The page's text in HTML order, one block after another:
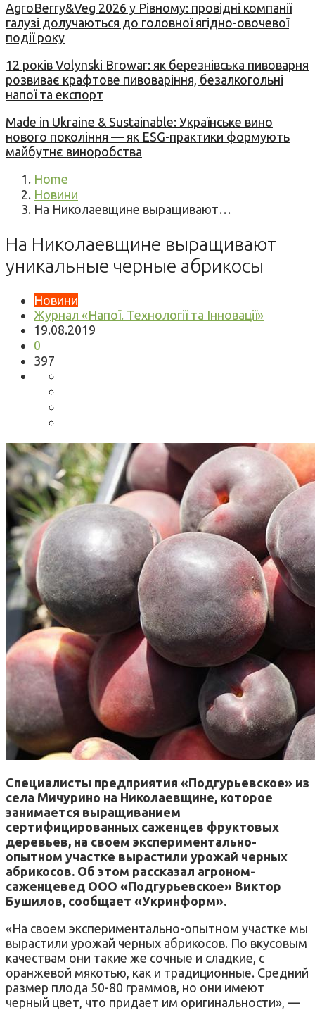
AgroBerry&Veg 2026 у Рівному: провідні компанії
галузі долучаються до головної ягідно-овочевої
події року
12 років Volynski Browar: як березнівська пивоварня
розвиває крафтове пивоваріння, безалкогольні
напої та експорт
Made in Ukraine & Sustainable: Українське вино
нового покоління — як ESG-практики формують
майбутнє виноробства
Home
Новини
На Николаевщине выращивают…
На Николаевщине выращивают
уникальные черные абрикосы
Новини
Журнал «Напої. Технології та Інновації»
19.08.2019
0
397
Специалисты предприятия «Подгурьевское» из
села Мичурино на Николаевщине, которое
занимается выращиванием
сертифицированных саженцев фруктовых
деревьев, на своем экспериментально-
опытном участке вырастили урожай черных
абрикосов. Об этом рассказал агроном-
саженцевед ООО «Подгурьевское» Виктор
Бушилов, сообщает «Укринформ».
«На своем экспериментально-опытном участке мы
вырастили урожай черных абрикосов. По вкусовым
качествам они такие же сочные и сладкие, с
оранжевой мякотью, как и традиционные. Средний
размер плода 50-80 граммов, но они имеют
черный цвет, что придает им оригинальности», —